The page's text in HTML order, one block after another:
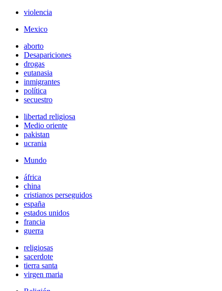
violencia
Mexico
aborto
Desapariciones
drogas
eutanasia
inmigrantes
política
secuestro
libertad religiosa
Medio oriente
pakistan
ucrania
Mundo
áfrica
china
cristianos perseguidos
españa
estados unidos
francia
guerra
religiosas
sacerdote
tierra santa
virgen maria